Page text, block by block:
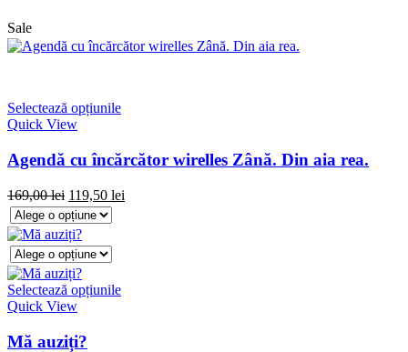
Sale
Selectează opțiunile
Quick View
Agendă cu încărcător wirelles Zână. Din aia rea.
169,00lei 119,50 lei
Selectează opțiunile
Quick View
Mă auziți?